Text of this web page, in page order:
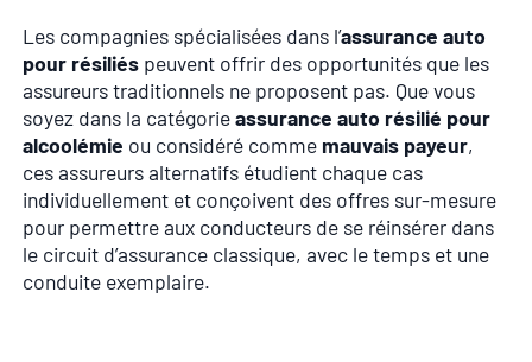
Les compagnies spécialisées dans l’assurance auto
pour résiliés peuvent offrir des opportunités que les
assureurs traditionnels ne proposent pas. Que vous
soyez dans la catégorieassurance auto résilié pour
alcoolémie ou considéré comme mauvais payeur,
ces assureurs alternatifs étudient chaque cas
individuellement et conçoivent des offres sur-mesure
pour permettre aux conducteurs de se réinsérer dans
le circuit d’assurance classique, avec le temps et une
conduite exemplaire.